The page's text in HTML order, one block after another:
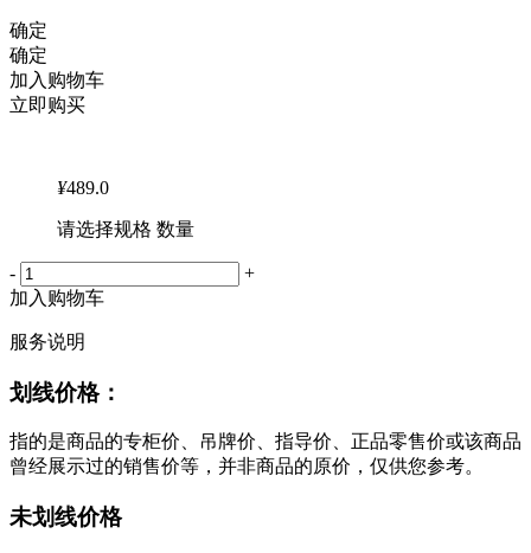
确定
确定
加入购物车
立即购买
¥489.0
请选择规格 数量
-
+
加入购物车
服务说明
划线价格：
指的是商品的专柜价、吊牌价、指导价、正品零售价或该商品
曾经展示过的销售价等，并非商品的原价，仅供您参考。
未划线价格